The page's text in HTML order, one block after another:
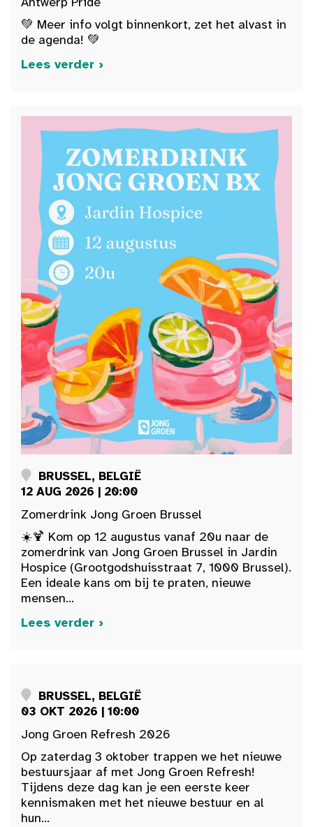
💚 Meer info volgt binnenkort, zet het alvast in
de agenda! 💚
Lees verder ›
BRUSSEL, BELGIË
12 AUG 2026 | 20:00
Zomerdrink Jong Groen Brussel
☀️🍹 Kom op 12 augustus vanaf 20u naar de
zomerdrink van Jong Groen Brussel in Jardin
Hospice (Grootgodshuisstraat 7, 1000 Brussel).
Een ideale kans om bij te praten, nieuwe
mensen...
Lees verder ›
BRUSSEL, BELGIË
03 OKT 2026 | 10:00
Jong Groen Refresh 2026
Op zaterdag 3 oktober trappen we het nieuwe
bestuursjaar af met Jong Groen Refresh!
Tijdens deze dag kan je een eerste keer
kennismaken met het nieuwe bestuur en al
hun...